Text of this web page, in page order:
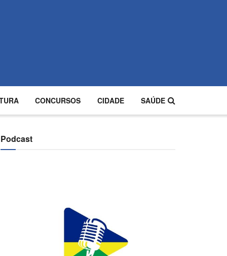
CONCURSOS CIDADE SAÚDE
Podcast